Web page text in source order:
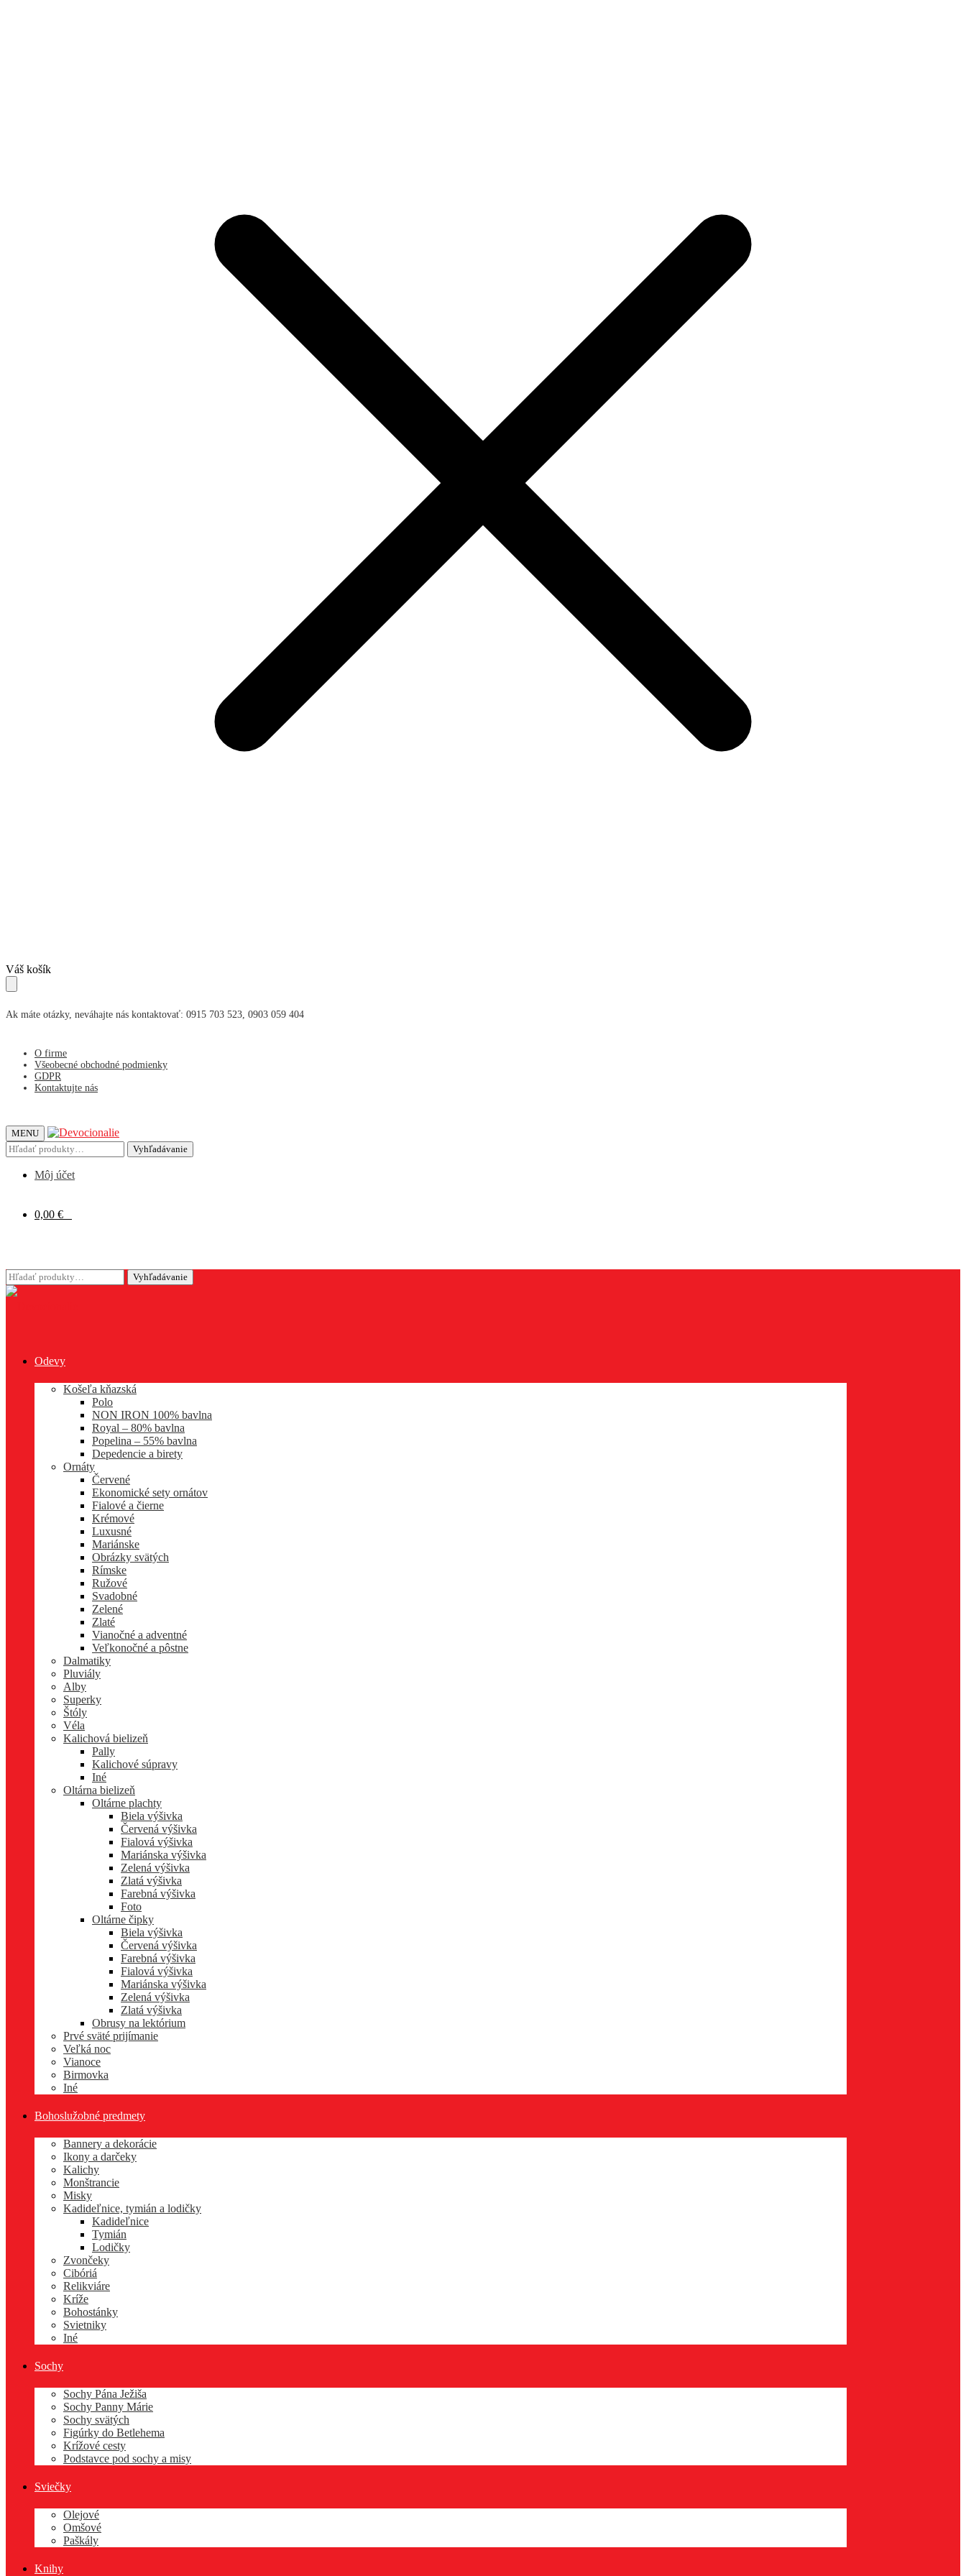
Skip
to
navigation
Skip
to
content
Váš košík
Ak máte otázky, neváhajte nás kontaktovať: 0915 703 523, 0903 059 404
O firme
Všeobecné obchodné podmienky
GDPR
Kontaktujte nás
MENU
Hľadať: Vyhľadávanie
Môj účet
0,00 €
Hľadať: Vyhľadávanie
Odevy
Košeľa kňazská
Polo
NON IRON 100% bavlna
Royal – 80% bavlna
Popelina – 55% bavlna
Depedencie a birety
Ornáty
Červené
Ekonomické sety ornátov
Fialové a čierne
Krémové
Luxusné
Mariánske
Obrázky svätých
Rímske
Ružové
Svadobné
Zelené
Zlaté
Vianočné a adventné
Veľkonočné a pôstne
Dalmatiky
Pluviály
Alby
Superky
Štóly
Véla
Kalichová bielizeň
Pally
Kalichové súpravy
Iné
Oltárna bielizeň
Oltárne plachty
Biela výšivka
Červená výšivka
Fialová výšivka
Mariánska výšivka
Zelená výšivka
Zlatá výšivka
Farebná výšivka
Foto
Oltárne čipky
Biela výšivka
Červená výšivka
Farebná výšivka
Fialová výšivka
Mariánska výšivka
Zelená výšivka
Zlatá výšivka
Obrusy na lektórium
Prvé sväté prijímanie
Veľká noc
Vianoce
Birmovka
Iné
Bohoslužobné predmety
Bannery a dekorácie
Ikony a darčeky
Kalichy
Monštrancie
Misky
Kadideľnice, tymián a lodičky
Kadideľnice
Tymián
Lodičky
Zvončeky
Cibóriá
Relikviáre
Kríže
Bohostánky
Svietniky
Iné
Sochy
Sochy Pána Ježiša
Sochy Panny Márie
Sochy svätých
Figúrky do Betlehema
Krížové cesty
Podstavce pod sochy a misy
Sviečky
Olejové
Omšové
Paškály
Knihy